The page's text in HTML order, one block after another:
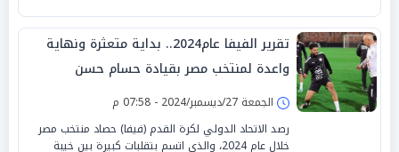
تقرير الفيفا عام2024.. بداية متعثرة ونهاية
واعدة لمنتخب مصر بقيادة حسام حسن
الجمعة 27/ديسمبر/2024 - 07:58 م
رصد الاتحاد الدولي لكرة القدم (فيفا) حصاد منتخب مصر
خلال عام 2024، والذي اتسم بتقلبات كبيرة بين خيبة